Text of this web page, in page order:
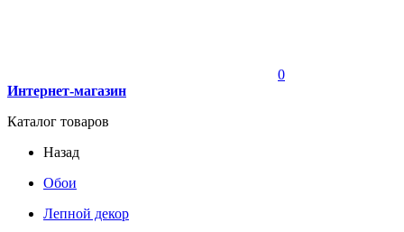
0
Интернет-магазин
Каталог товаров
Назад
Обои
Лепной декор